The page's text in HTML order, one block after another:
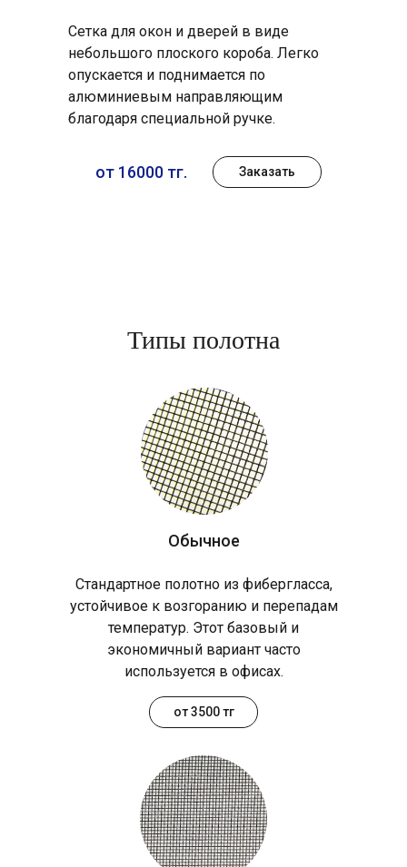
от 16000 тг. Заказать
Сетка для окон и дверей в виде
небольшого плоского короба. Легко
опускается и поднимается по
алюминиевым направляющим
благодаря специальной ручке.
Типы полотна
Обычное
Стандартное полотно из фибергласса,
устойчивое к возгоранию и перепадам
температур. Этот базовый и
экономичный вариант часто
используется в офисах.
от 3500 тг